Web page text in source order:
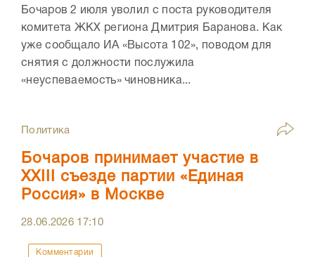
Бочаров 2 июля уволил с поста руководителя
комитета ЖКХ региона Дмитрия Баранова. Как
уже сообщало ИА «Высота 102», поводом для
снятия с должности послужила
«неуспеваемость» чиновника...
Политика
Бочаров принимает участие в
XXIII съезде партии «Единая
Россия» в Москве
28.06.2026 17:10
Комментарии